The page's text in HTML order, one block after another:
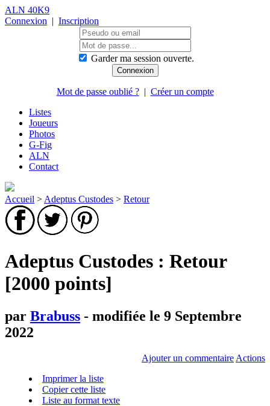
ALN 40K9
Connexion | Inscription
Garder ma session ouverte.
Mot de passe oublié ?| Créer un compte
Listes
Joueurs
Photos
G-Fig
ALN
Contact
Accueil > Adeptus Custodes > Retour
Adeptus Custodes : Retour
[2000 points]
par Brabuss - modifiée le 9 Septembre
2022
Ajouter un commentaire Actions
Imprimer la liste
Copier cette liste
Liste au format texte